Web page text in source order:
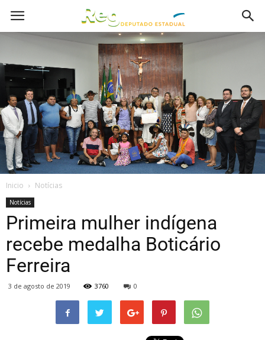
Inicio Notícias
Notícias
Primeira mulher indígena
recebe medalha Boticário
Ferreira
3 de agosto de 2019 3760 0